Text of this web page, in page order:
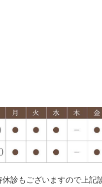
診もございますので上記